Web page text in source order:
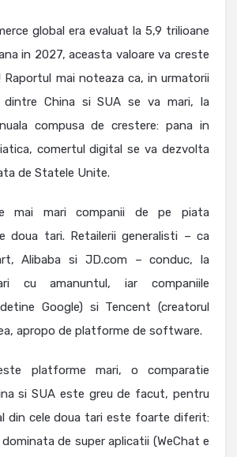
global era evaluat la 5,9 trilioane
in 2027, aceasta valoare va creste
Raportul mai noteaza ca, in urmatorii
China si SUA se va mari, la
compusa de crestere: pana in
comertul digital se va dezvolta
de Statele Unite.
mai mari companii de pe piata
doua tari. Retailerii generalisti – ca
Alibaba si JD.com – conduc, la
cu amanuntul, iar companiile
Google) si Tencent (creatorul
apropo de platforme de software.
platforme mari, o comparatie
si SUA este greu de facut, pentru
din cele doua tari este foarte diferit:
de super aplicatii (WeChat e